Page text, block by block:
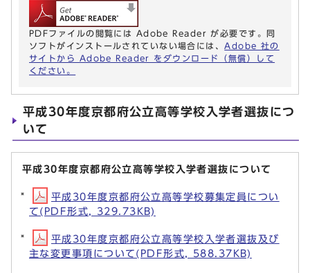
PDFファイルの閲覧には Adobe Reader が必要です。同
ソフトがインストールされていない場合には、Adobe 社の
サイトから Adobe Reader をダウンロード（無償）して
ください。
平成30年度京都府公立高等学校入学者選抜につ
いて
平成30年度京都府公立高等学校入学者選抜について
平成30年度京都府公立高等学校募集定員につい
て(PDF形式, 329.73KB)
平成30年度京都府公立高等学校入学者選抜及び
主な変更事項について(PDF形式, 588.37KB)